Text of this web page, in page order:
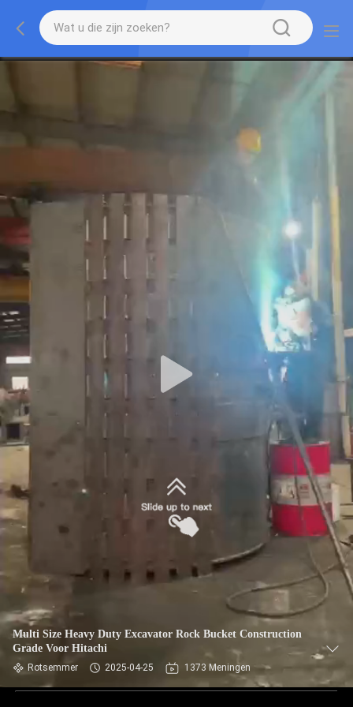
Multi Size Heavy Duty Excavator Rock Bucket Construction
Grade Voor Hitachi
Rotsemmer 2025-04-25 1373 Meningen